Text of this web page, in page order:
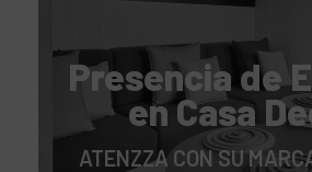
Presencia de
en Casa
ATENZZA CON SU